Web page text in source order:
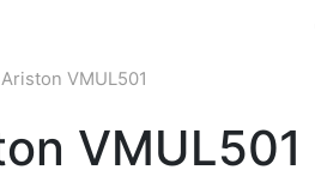
VMUL501
VMUL501